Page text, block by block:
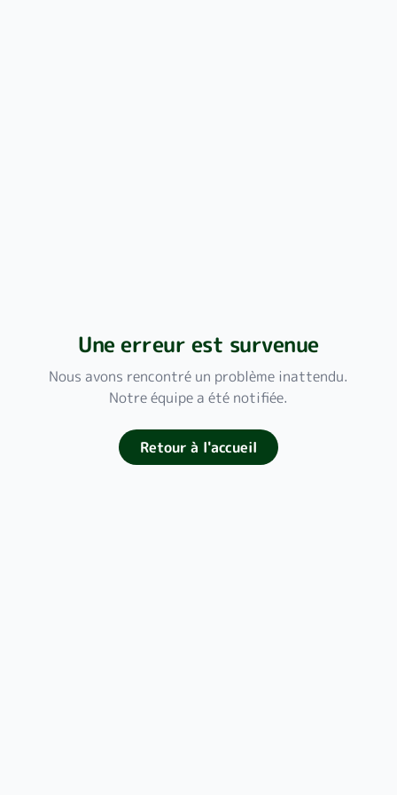
Une erreur est survenue
Nous avons rencontré un problème inattendu.
Notre équipe a été notifiée.
Retour à l'accueil